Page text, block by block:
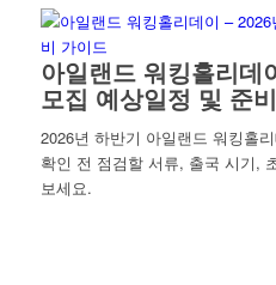
아일랜드 워킹홀리데
모집 예상일정 및 준
2026년 하반기 아일랜드 워킹홀
확인 전 점검할 서류, 출국 시기,
보세요.